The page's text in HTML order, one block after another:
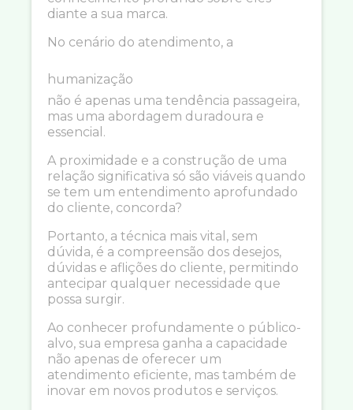
diante a sua marca.
No cenário do atendimento, a
humanização
não é apenas uma tendência passageira,
mas uma abordagem duradoura e
essencial.
A proximidade e a construção de uma
relação significativa só são viáveis quando
se tem um entendimento aprofundado
do cliente, concorda?
Portanto, a técnica mais vital, sem
dúvida, é a compreensão dos desejos,
dúvidas e aflições do cliente, permitindo
antecipar qualquer necessidade que
possa surgir.
Ao conhecer profundamente o público-
alvo, sua empresa ganha a capacidade
não apenas de oferecer um
atendimento eficiente, mas também de
inovar em novos produtos e serviços.